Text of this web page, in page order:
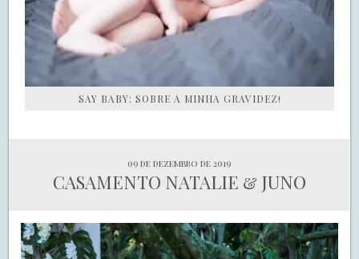
SAY BABY: SOBRE A MINHA GRAVIDEZ!
09 de dezembro de 2019
CASAMENTO NATALIE & JUNO